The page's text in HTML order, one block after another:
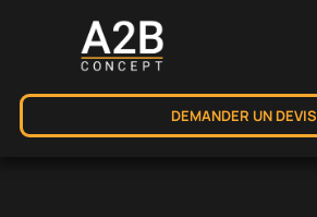
DEMANDER UN DEVIS